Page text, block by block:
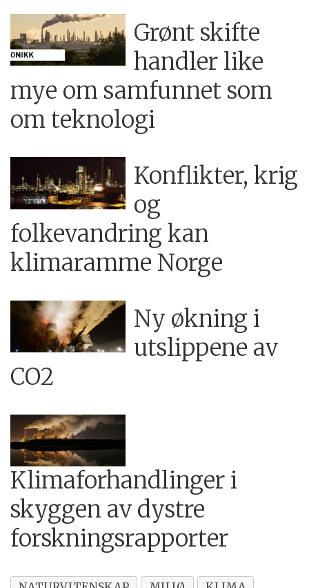
Grønt skifte
handler like
mye om samfunnet som
om teknologi
Konflikter, krig
og
folkevandring kan
klimaramme Norge
Ny økning i
utslippene av
CO2
Klimaforhandlinger i
skyggen av dystre
forskningsrapporter